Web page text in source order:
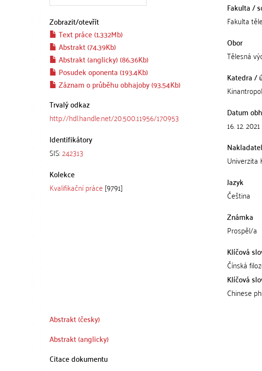
Zobrazit/otevřít
Text práce (1.332Mb)
Abstrakt (74.39Kb)
Abstrakt (anglicky) (86.36Kb)
Posudek oponenta (193.4Kb)
Záznam o průběhu obhajoby (93.54Kb)
Trvalý odkaz
http://hdl.handle.net/20.500.11956/170953
Identifikátory
SIS:242313
Kolekce
Kvalifikační práce [9791]
Fakulta /
Fakulta
Obor
Tělesná
Katedra /
Datum
16. 12. 2021
Nakladatel
Univerzita
Jazyk
Čeština
Známka
Prospěl/a
Klíčová
Čínská
Klíčová
Chinese
Abstrakt (česky)
Abstrakt (anglicky)
Citace dokumentu